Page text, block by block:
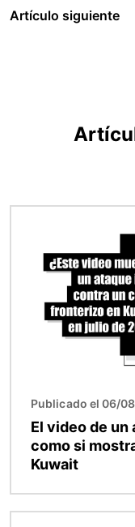
Artículo siguiente
Publicado el 06/
El video de
como si
Kuwait